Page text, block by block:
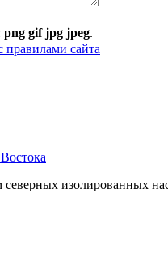
png gif jpg jpeg.
правилами сайта
изолированных